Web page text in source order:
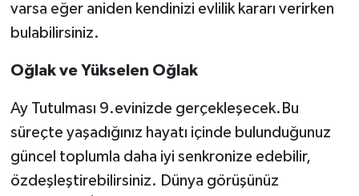
varsa eğer aniden kendinizi evlilik kararı verirken
bulabilirsiniz.
Oğlak ve Yükselen Oğlak
Ay Tutulması 9.evinizde gerçekleşecek.Bu
süreçte yaşadığınız hayatı içinde bulunduğunuz
güncel toplumla daha iyi senkronize edebilir,
özdeşleştirebilirsiniz. Dünya görüşünüz